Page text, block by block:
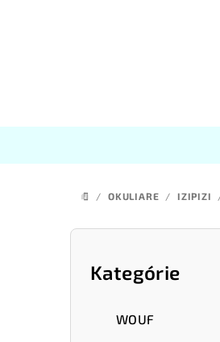
DOMOV
/ OKULIARE / IZIPIZI
B
Preskočiť
kategórie
Kategórie
WOUF